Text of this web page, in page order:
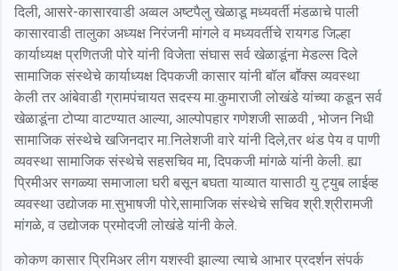
दिली, आसरे-कासारवाडी अव्वल अष्टपैलु खेळाडू मध्यवर्ती मंडळाचे पाली
कासारवाडी तालुका अध्यक्ष निरंजनी मांगले व मध्यवर्तीचे रायगड जिल्हा
कार्याध्यक्ष प्रणितजी पोरे यांनी विजेता संघास सर्व खेळाडूंना मेडल्स दिले
सामाजिक संस्थेचे कार्याध्यक्ष दिपकजी कासार यांनी बॉल बाॕक्स व्यवस्था
केली तर आंबेवाडी ग्रामपंचायत सदस्य मा.कुमाराजी लोखंडे यांच्या कडून सर्व
खेळाडूंना टोप्या वाटण्यात आल्या, आल्पोपहार गणेशजी साळवी , भोजन निधी
सामाजिक संस्थेचे खजिनदार मा.निलेशजी वारे यांनी दिले,तर थंड पेय व पाणी
व्यवस्था सामाजिक संस्थेचे सहसचिव मा, दिपकजी मांगळे यांनी केली. ह्या
प्रिमीअर सगळ्या समाजाला घरी बसून बघता याव्यात यासाठी यु ट्युब लाईव्ह
व्यवस्था उद्योजक मा.सुभाषजी पोरे,सामाजिक संस्थेचे सचिव श्री.श्रीरामजी
मांगळे, व उद्योजक प्रमोदजी लोखंडे यांनी केले.
कोकण कासार प्रिमिअर लीग यशस्वी झाल्या त्याचे आभार प्रदर्शन संपर्क